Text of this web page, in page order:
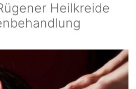
Heilkreide